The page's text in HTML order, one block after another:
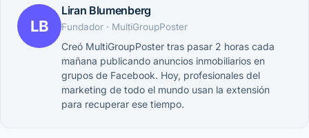
LB
Liran Blumenberg
Fundador · MultiGroupPoster
Creó MultiGroupPoster tras pasar 2 horas cada
mañana publicando anuncios inmobiliarios en
grupos de Facebook. Hoy, profesionales del
marketing de todo el mundo usan la extensión
para recuperar ese tiempo.